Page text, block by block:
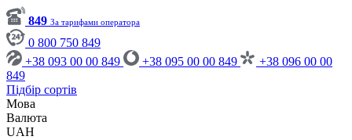
849 За тарифами оператора
0 800 750 849
+38 093 00 00 849
+38 095 00 00 849
+38 096 00 00
849
Підбір сортів
Мова
Валюта
UAH